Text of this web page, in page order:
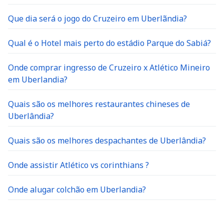
Que dia será o jogo do Cruzeiro em Uberlãndia?
Qual é o Hotel mais perto do estádio Parque do Sabiá?
Onde comprar ingresso de Cruzeiro x Atlético Mineiro
em Uberlandia?
Quais são os melhores restaurantes chineses de
Uberlândia?
Quais são os melhores despachantes de Uberlândia?
Onde assistir Atlético vs corinthians ?
Onde alugar colchão em Uberlandia?